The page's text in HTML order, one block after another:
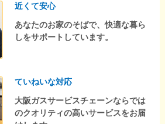
近くて安心
あなたのお家のそばで、快適な暮ら
しをサポートしています。
ていねいな対応
大阪ガスサービスチェーンならでは
のクオリティの高いサービスをお届